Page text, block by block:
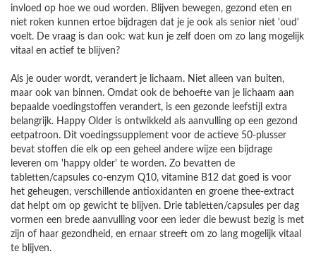
invloed op hoe we oud worden. Blijven bewegen, gezond eten en
niet roken kunnen ertoe bijdragen dat je je ook als senior niet 'oud'
voelt. De vraag is dan ook: wat kun je zelf doen om zo lang mogelijk
vitaal en actief te blijven?
Als je ouder wordt, verandert je lichaam. Niet alleen van buiten,
maar ook van binnen. Omdat ook de behoefte van je lichaam aan
bepaalde voedingstoffen verandert, is een gezonde leefstijl extra
belangrijk. Happy Older is ontwikkeld als aanvulling op een gezond
eetpatroon. Dit voedingssupplement voor de actieve 50-plusser
bevat stoffen die elk op een geheel andere wijze een bijdrage
leveren om 'happy older' te worden. Zo bevatten de
tabletten/capsules co-enzym Q10, vitamine B12 dat goed is voor
het geheugen, verschillende antioxidanten en groene thee-extract
dat helpt om op gewicht te blijven. Drie tabletten/capsules per dag
vormen een brede aanvulling voor een ieder die bewust bezig is met
zijn of haar gezondheid, en ernaar streeft om zo lang mogelijk vitaal
te blijven.